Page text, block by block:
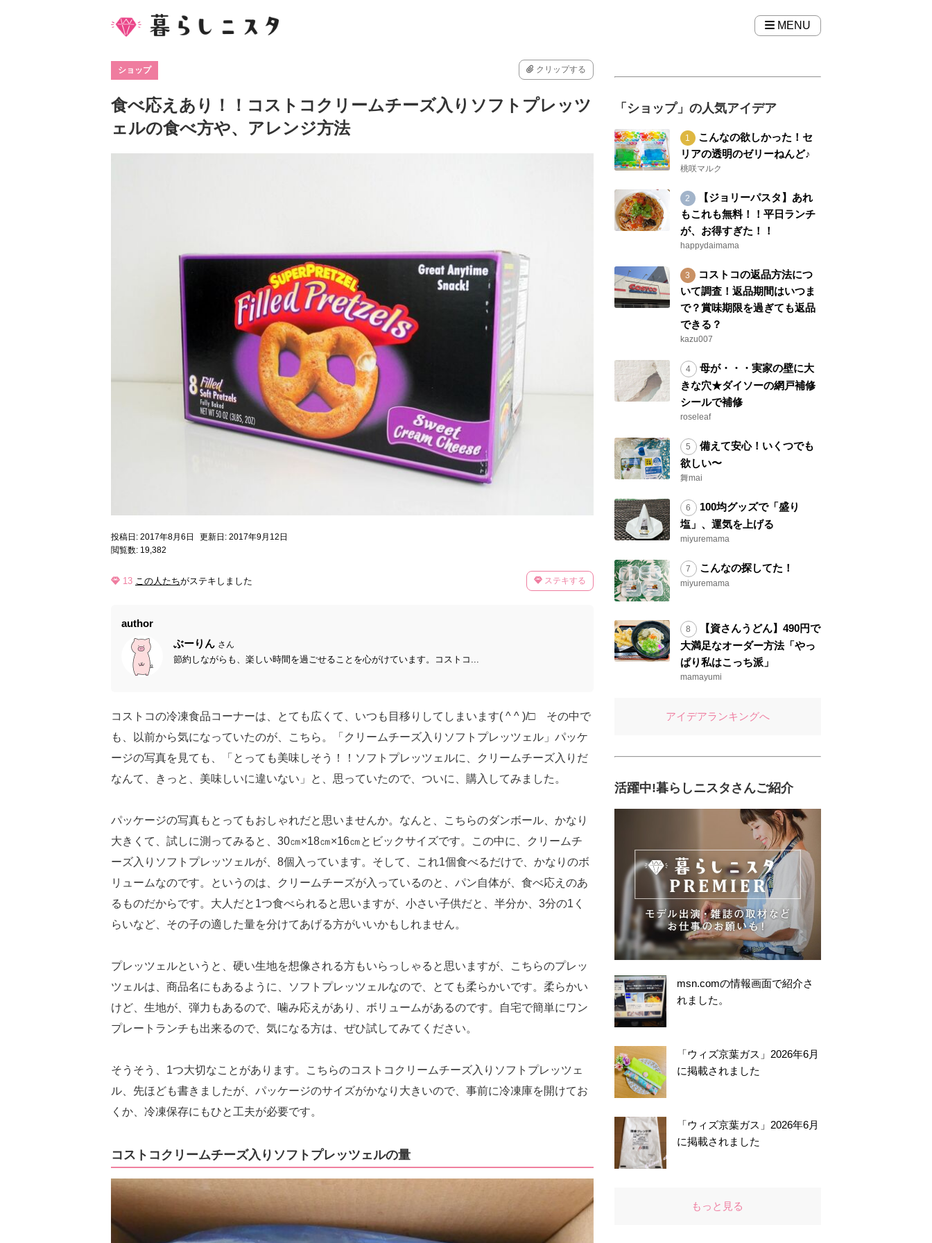
MENU
ショップ クリップする
食べ応えあり！！コストコクリームチーズ入りソフトプレッツ
ェルの食べ方や、アレンジ方法
投稿日: 2017年8月6日
更新日: 2017年9月12日
閲覧数: 19,382
13 この人たちがステキしました ステキする
author
ぶーりん さん
節約しながらも、楽しい時間を過ごせることを心がけています。コストコ...
コストコの冷凍食品コーナーは、とても広くて、いつも目移りしてしまいます( ^ ^ )/□ その中で
も、以前から気になっていたのが、こちら。「クリームチーズ入りソフトプレッツェル」パッケ
ージの写真を見ても、「とっても美味しそう！！ソフトプレッツェルに、クリームチーズ入りだ
なんて、きっと、美味しいに違いない」と、思っていたので、ついに、購入してみました。
パッケージの写真もとってもおしゃれだと思いませんか。なんと、こちらのダンボール、かなり
大きくて、試しに測ってみると、30㎝×18㎝×16㎝とビックサイズです。この中に、クリームチ
ーズ入りソフトプレッツェルが、8個入っています。そして、これ1個食べるだけで、かなりのボ
リュームなのです。というのは、クリームチーズが入っているのと、パン自体が、食べ応えのあ
るものだからです。大人だと1つ食べられると思いますが、小さい子供だと、半分か、3分の1く
らいなど、その子の適した量を分けてあげる方がいいかもしれません。
プレッツェルというと、硬い生地を想像される方もいらっしゃると思いますが、こちらのプレッ
ツェルは、商品名にもあるように、ソフトプレッツェルなので、とても柔らかいです。柔らかい
けど、生地が、弾力もあるので、噛み応えがあり、ボリュームがあるのです。自宅で簡単にワン
プレートランチも出来るので、気になる方は、ぜひ試してみてください。
そうそう、1つ大切なことがあります。こちらのコストコクリームチーズ入りソフトプレッツェ
ル、先ほども書きましたが、パッケージのサイズがかなり大きいので、事前に冷凍庫を開けてお
くか、冷凍保存にもひと工夫が必要です。
コストコクリームチーズ入りソフトプレッツェルの量
「ショップ」の人気アイデア
こんなの欲しかった！セ
リアの透明のゼリーねんど♪
桃咲マルク
【ジョリーパスタ】あれ
もこれも無料！！平日ランチ
が、お得すぎた！！
happydaimama
コストコの返品方法につ
いて調査！返品期間はいつま
で？賞味期限を過ぎても返品
できる？
kazu007
母が・・・実家の壁に大
きな穴★ダイソーの網戸補修
シールで補修
roseleaf
備えて安心！いくつでも
欲しい〜
舞mai
100均グッズで「盛り
塩」、運気を上げる
miyuremama
こんなの探してた！
miyuremama
【資さんうどん】490円で
大満足なオーダー方法「やっ
ぱり私はこっち派」
mamayumi
アイデアランキングへ
活躍中!暮らしニスタさんご紹介
msn.comの情報画面で紹介さ
れました。
「ウィズ京葉ガス」2026年6月
に掲載されました
「ウィズ京葉ガス」2026年6月
に掲載されました
もっと見る